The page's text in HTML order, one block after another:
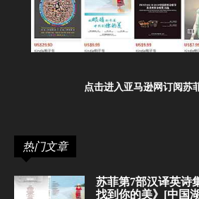
点击进入亚马逊网订阅苏
热门文章
苏菲第7部汉译英诗
找到你的美》[中国